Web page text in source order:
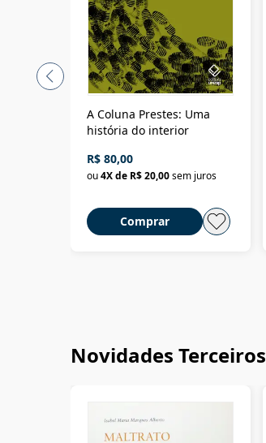
A Coluna Prestes: Uma
história do interior
R$ 80,00
ou4X de R$ 20,00sem juros
Comprar
Novidades Terceiros